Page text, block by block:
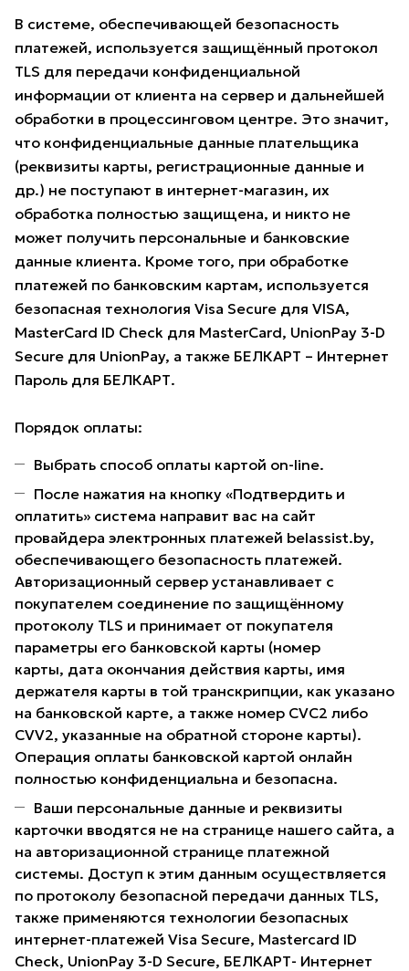
В системе, обеспечивающей безопасность
платежей, используется защищённый протокол
TLS для передачи конфиденциальной
информации от клиента на сервер и дальнейшей
обработки в процессинговом центре. Это значит,
что конфиденциальные данные плательщика
(реквизиты карты, регистрационные данные и
др.) не поступают в интернет-магазин, их
обработка полностью защищена, и никто не
может получить персональные и банковские
данные клиента. Кроме того, при обработке
платежей по банковским картам, используется
безопасная технология Visa Secure для VISA,
MasterCard ID Check для MasterCard, UnionPay 3-D
Secure для UnionPay, а также БЕЛКАРТ – Интернет
Пароль для БЕЛКАРТ.
Порядок оплаты:
Выбрать способ оплаты картой on-line.
После нажатия на кнопку «Подтвердить и
оплатить» система направит вас на сайт
провайдера электронных платежей belassist.by,
обеспечивающего безопасность платежей.
Авторизационный сервер устанавливает с
покупателем соединение по защищённому
протоколу TLS и принимает от покупателя
параметры его банковской карты (номер
карты, дата окончания действия карты, имя
держателя карты в той транскрипции, как указано
на банковской карте, а также номер CVC2 либо
CVV2, указанные на обратной стороне карты).
Операция оплаты банковской картой онлайн
полностью конфиденциальна и безопасна.
Ваши персональные данные и реквизиты
карточки вводятся не на странице нашего сайта, а
на авторизационной странице платежной
системы. Доступ к этим данным осуществляется
по протоколу безопасной передачи данных TLS,
также применяются технологии безопасных
интернет-платежей Visa Secure, Mastercard ID
Check, UnionPay 3-D Secure, БЕЛКАРТ- Интернет